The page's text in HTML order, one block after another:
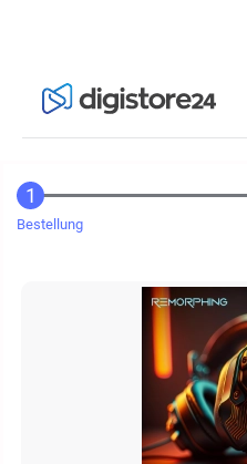
Bestellung